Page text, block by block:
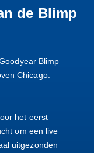
de Blimp
Blimp
Chicago.
het eerst
om een live
uitgezonden